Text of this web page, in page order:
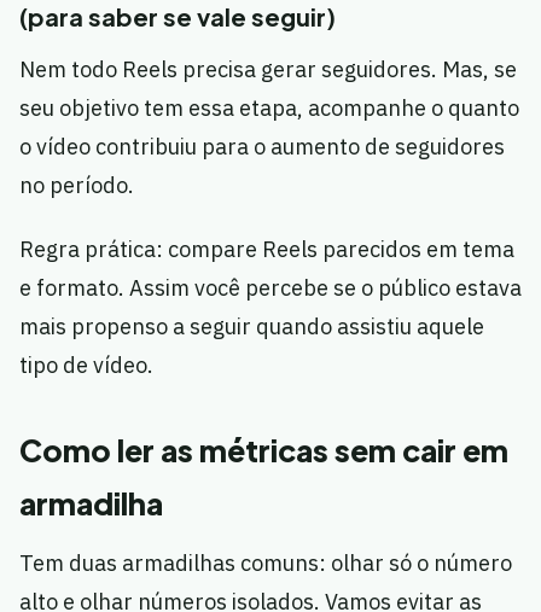
(para saber se vale seguir)
Nem todo Reels precisa gerar seguidores. Mas, se
seu objetivo tem essa etapa, acompanhe o quanto
o vídeo contribuiu para o aumento de seguidores
no período.
Regra prática: compare Reels parecidos em tema
e formato. Assim você percebe se o público estava
mais propenso a seguir quando assistiu aquele
tipo de vídeo.
Como ler as métricas sem cair em
armadilha
Tem duas armadilhas comuns: olhar só o número
alto e olhar números isolados. Vamos evitar as